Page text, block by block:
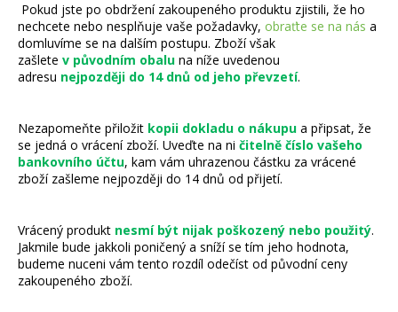
Pokud jste po obdržení zakoupeného produktu zjistili, že ho
nechcete nebo nesplňuje vaše požadavky, obraťte se na nás a
domluvíme se na dalším postupu. Zboží však
zašlete v původním obalu na níže uvedenou
adresu nejpozději do 14 dnů od jeho převzetí.
Nezapomeňte přiložit kopii dokladu o nákupu a připsat, že
se jedná o vrácení zboží. Uveďte na ni čitelně číslo vašeho
bankovního účtu, kam vám uhrazenou částku za vrácené
zboží zašleme nejpozději do 14 dnů od přijetí.
Vrácený produkt nesmí být nijak poškozený nebo použitý.
Jakmile bude jakkoli poničený a sníží se tím jeho hodnota,
budeme nuceni vám tento rozdíl odečíst od původní ceny
zakoupeného zboží.
HLEDAT
o
p
o
r
u
j
e